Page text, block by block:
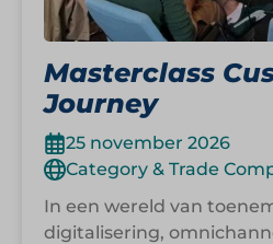
Masterclass
Journey
25 november 2026
Category & Trade
In een wereld van
digitalisering,